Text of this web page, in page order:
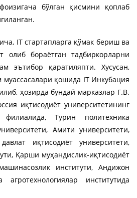
бўлган қисмини қоплаб
IT стартапларга қўмак бериш ва
олиб бораётган тадбиркорларни
эътибор қаратиляпти. Хусусан,
қошида IT Инкубация
ҳозирда бундай марказлар Г.В.
иқтисодиёт университетининг
Турин политехника
Амити университети,
иқтисодиёт университети,
Қарши муҳандислик-иқтисодиёт
институти, Андижон
институтида